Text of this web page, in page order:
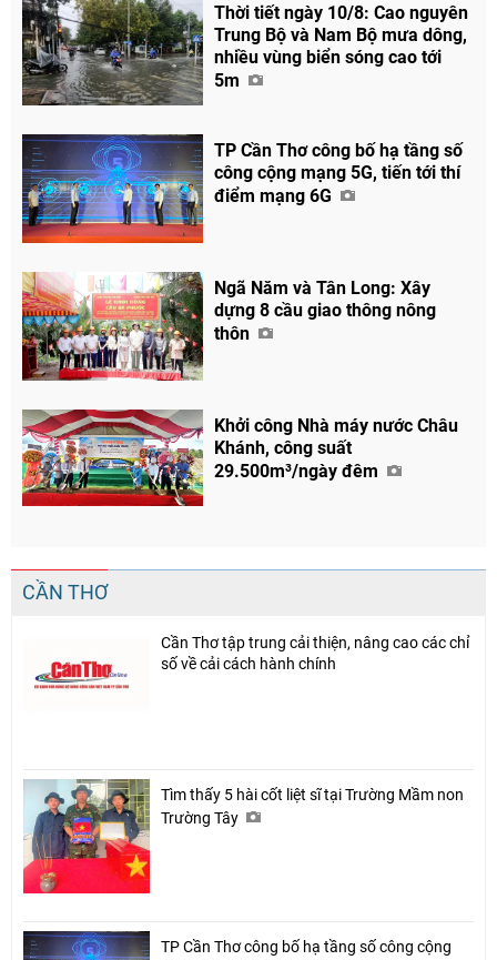
Thời tiết ngày 10/8: Cao nguyên
Trung Bộ và Nam Bộ mưa dông,
nhiều vùng biển sóng cao tới
5m
TP Cần Thơ công bố hạ tầng số
công cộng mạng 5G, tiến tới thí
điểm mạng 6G
Ngã Năm và Tân Long: Xây
dựng 8 cầu giao thông nông
thôn
Khởi công Nhà máy nước Châu
Khánh, công suất
29.500m³/ngày đêm
CẦN THƠ
Cần Thơ tập trung cải thiện, nâng cao các chỉ
số về cải cách hành chính
Tìm thấy 5 hài cốt liệt sĩ tại Trường Mầm non
Trường Tây
TP Cần Thơ công bố hạ tầng số công cộng